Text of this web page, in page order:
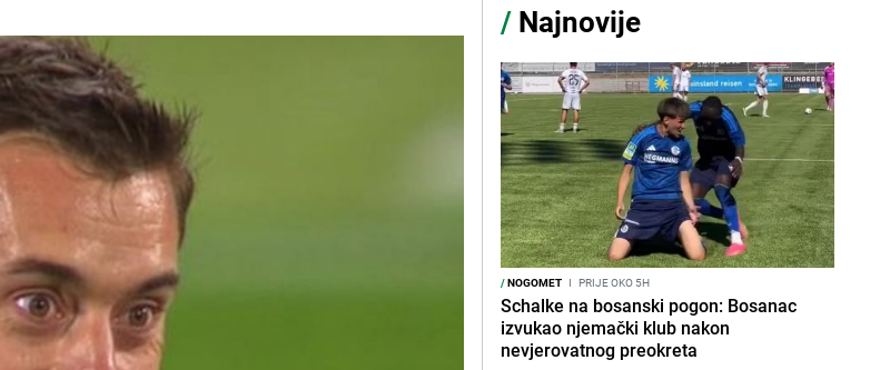
/ Najnovije
/NOGOMET I PRIJE OKO 5H
Schalke na bosanski pogon: Bosanac
izvukao njemački klub nakon
nevjerovatnog preokreta